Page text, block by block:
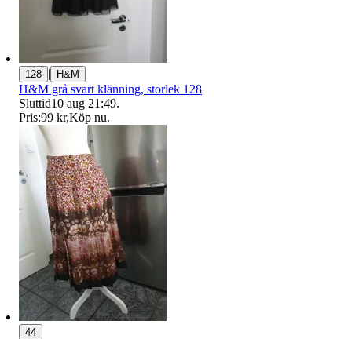
128 | H&M
H&M grå svart klänning, storlek 128
Sluttid10 aug 21:49.
Pris:99 kr,Köp nu.
44